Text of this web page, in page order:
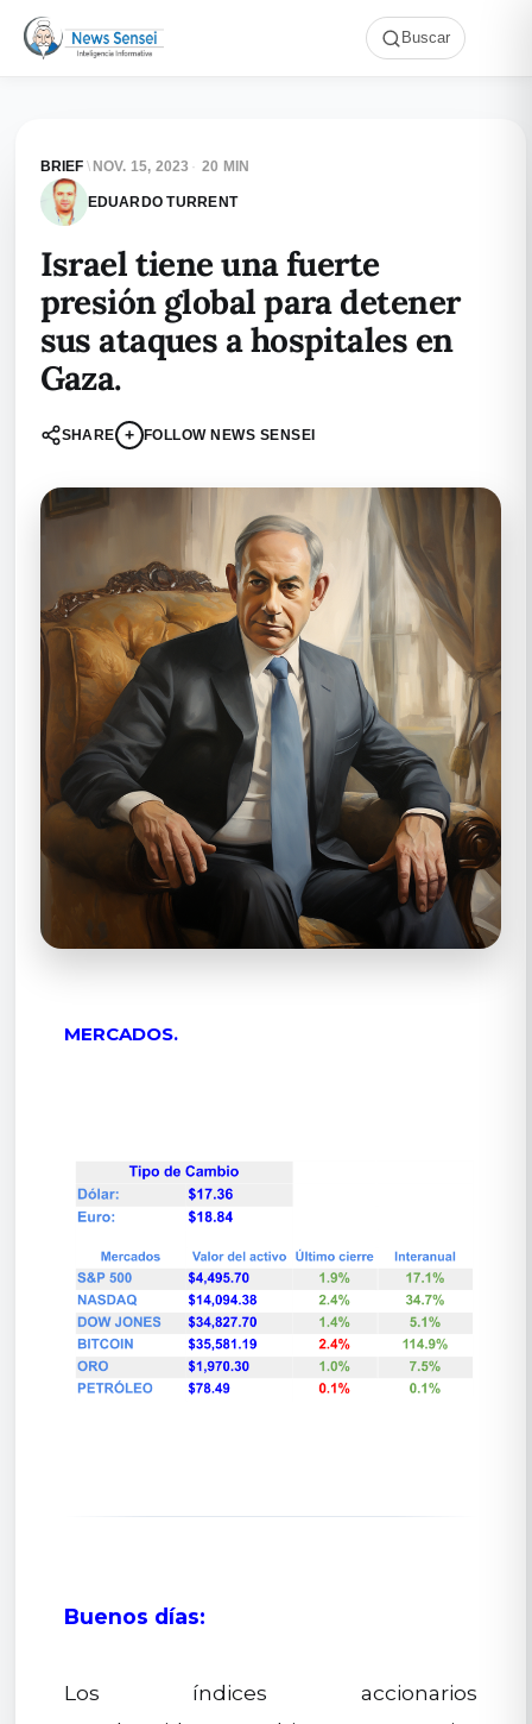
Buscar
BRIEF \ NOV. 15, 2023 · 20 MIN
EDUARDO TURRENT
Israel tiene una fuerte
presión global para detener
sus ataques a hospitales en
Gaza.
SHARE + FOLLOW NEWS SENSEI
MERCADOS.
Buenos días:
Los índices accionarios